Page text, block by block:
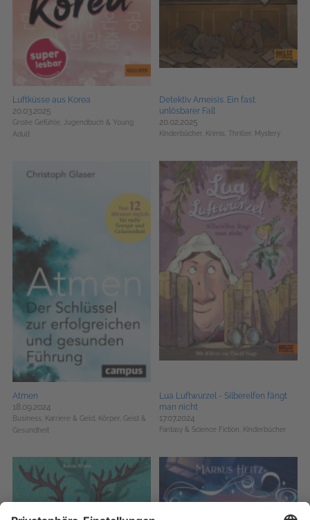
Luftküsse aus Korea
20.03.2025
Große Gefühle,
Jugendbuch & Young
Adult
Detektiv Ameisis. Ein fast
unlösbarer Fall
20.02.2025
Kinderbücher, Krimis, Thriller, Mystery
Atmen
18.09.2024
Business, Karriere & Geld,
Körper, Geist &
Gesundheit
Lua Luftwurzel - Silberelfen fängt
man nicht
17.07.2024
Fantasy & Science Fiction, Kinderbücher